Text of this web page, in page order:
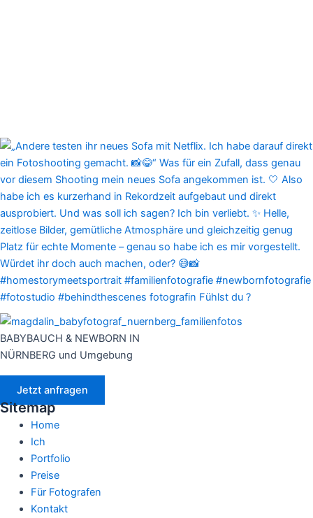
BABYBAUCH & NEWBORN IN
NÜRNBERG und Umgebung
Jetzt anfragen
Sitemap
Home
Ich
Portfolio
Preise
Für Fotografen
Kontakt